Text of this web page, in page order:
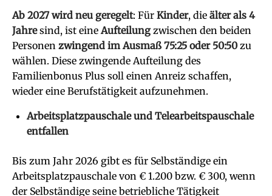
Ab 2027 wird neu geregelt: Für Kinder, die älter als 4
Jahresind, ist eineAufteilung zwischen den beiden
Personen zwingend im Ausmaß 75:25 oder 50:50zu
wählen. Diese zwingende Aufteilung des
Familienbonus Plus soll einen Anreiz schaffen,
wieder eine Berufstätigkeit aufzunehmen.
Arbeitsplatzpauschale und Telearbeitspauschale
entfallen
Bis zum Jahr 2026 gibt es für Selbständige ein
Arbeitsplatzpauschale von € 1.200 bzw. € 300, wenn
der Selbständige seine betriebliche Tätigkeit